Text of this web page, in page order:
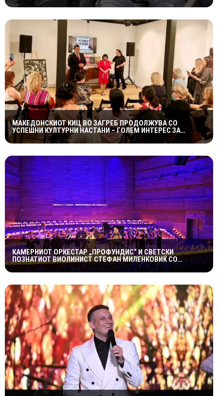
МАКЕДОНСКИОТ КИЦ ВО ЗАГРЕБ ПРОДОЛЖУВА СО
УСПЕШНИ КУЛТУРНИ НАСТАНИ – ГОЛЕМ ИНТЕРЕС ЗА
„ИСТОРИЈА НА МАКЕДОНСКАТА РОК МУЗИКА“
КАМЕРНИОТ ОРКЕСТАР „ПРОФУНДИС“ И СВЕТСКИ
ПОЗНАТИОТ ВИОЛИНИСТ СТЕФАН МИЛЕНКОВИЌ СО
СПЕКТАКУЛАРЕН „CANDLELIGHT“ КОНЦЕРТ НА „ОХРИДСКО
ЛЕТО“